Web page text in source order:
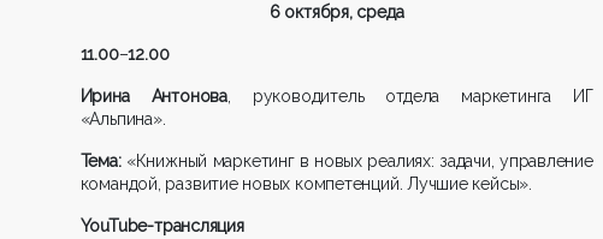
6 октября, среда
11.00–12.00
Ирина Антонова, руководитель отдела маркетинга ИГ
«Альпина».
Тема: «Книжный маркетинг в новых реалиях: задачи, управление
командой, развитие новых компетенций. Лучшие кейсы».
YouTube-трансляция